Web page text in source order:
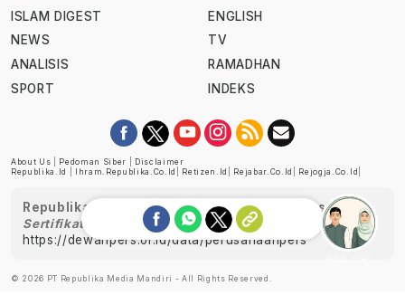
ISLAM DIGEST
NEWS
ANALISIS
SPORT
ENGLISH
TV
RAMADHAN
INDEKS
About Us Pedoman Siber
Disclaimer
Republika.id
Ihram.republika.co.id Retizen.id Rejabar.co.id Rejogja.co.id
Republika telah diverifikasi oleh Dewan Pers
Sertifikat Nomor 1058/DP-Verifikasi/K/XII/2022
https://dewanpers.or.id/data/perusahaanpers
© 2026 PT Republika Media Mandiri - All Rights Reserved.